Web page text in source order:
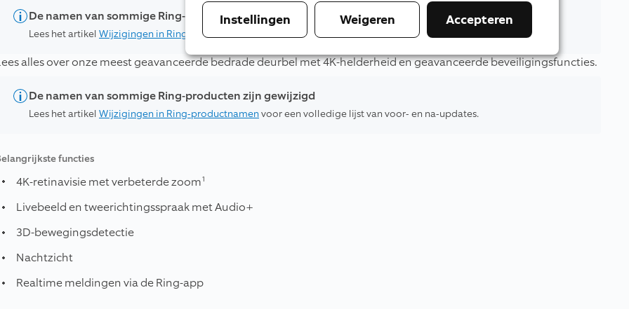
De namen van sommige Ring-producten zijn gewijzigd
Lees het artikel Wijzigingen in Ring-productnamenvoor een volledige lijst van voor- en na-updates.
alles over onze meest geavanceerde bedrade deurbel met 4K-helderheid en geavanceerde beveiligingsfuncties.
De namen van sommige Ring-producten zijn gewijzigd
Lees het artikel Wijzigingen in Ring-productnamen voor een volledige lijst van voor- en na-updates.
functies
4K-retinavisie met verbeterde zoom1
Livebeeld en tweerichtingsspraak met Audio+
3D-bewegingsdetectie
Nachtzicht
Realtime meldingen via de Ring-app
Instellingen Weigeren Accepteren